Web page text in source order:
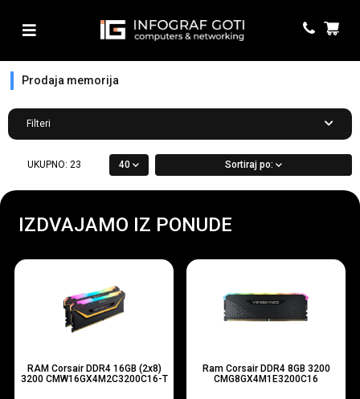
Prodaja memorija
Filteri
UKUPNO: 23 40 Sortiraj po:
IZDVAJAMO IZ PONUDE
RAM Corsair DDR4 16GB (2x8)
3200 CMW16GX4M2C3200C16-T
Ram Corsair DDR4 8GB 3200
CMG8GX4M1E3200C16